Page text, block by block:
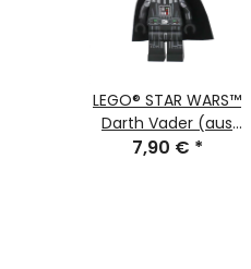
LEGO® STAR WARS™
Darth Vader (aus
75387) sw1249
7,90 € *